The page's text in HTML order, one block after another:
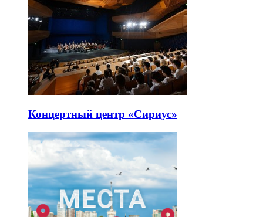
Концертный центр «Сириус»